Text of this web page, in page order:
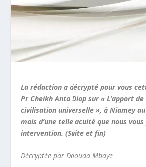
La rédaction a décrypté pour vous
Pr Cheikh Anta Diop sur « L’apport de
civilisation universelle », à Niamey
mais d’une telle acuité que nous
intervention. (Suite et fin)
Décryptée par Daouda Mbaye